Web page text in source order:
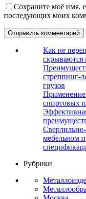
Сохраните моё имя,
последующих моих
Как не
скрываются
стреппинг-
грузов
Применение
спиртовых
мебельном
Рубрики